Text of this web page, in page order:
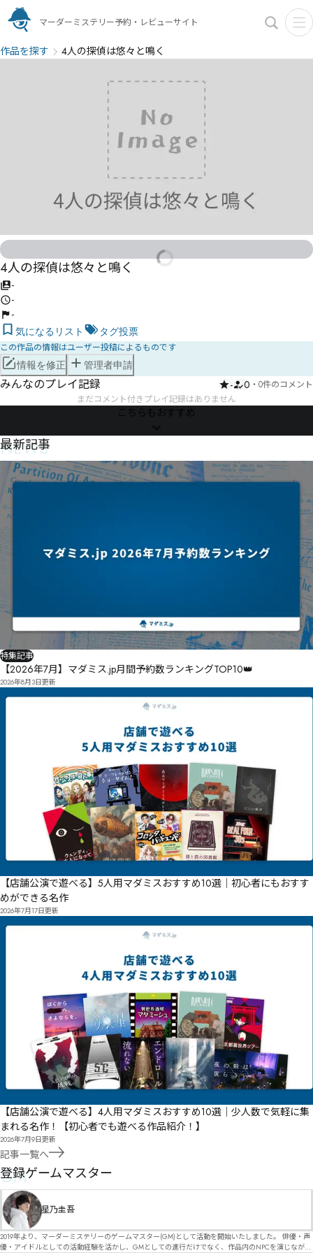
マーダーミステリー予約・レビューサイト
作品を探す 4人の探偵は悠々と鳴く
4人の探偵は悠々と鳴く
-
-
-
気になるリスト タグ投票
この作品の情報はユーザー投稿によるものです
情報を修正 管理者申請
みんなのプレイ記録 - 0 ・ 0件のコメント
まだコメント付きプレイ記録はありません
こちらもおすすめ
NEWS
最新記事
特集記事
【2026年7月】マダミス.jp月間予約数ランキングTOP10👑
2026年8月3日更新
【店舗公演で遊べる】5人用マダミスおすすめ10選｜初心者にもおすす
めができる名作
2026年7月17日更新
【店舗公演で遊べる】4人用マダミスおすすめ10選｜少人数で気軽に集
まれる名作！【初心者でも遊べる作品紹介！】
2026年7月9日更新
記事一覧へ
GM
登録ゲームマスター
星乃圭吾
2019年より、マーダーミステリーのゲームマスター(GM)として活動を開始いたしました。 俳優・声
優・アイドルとしての活動経験を活かし、GMとしての進行だけでなく、作品内のNPCを演じなが